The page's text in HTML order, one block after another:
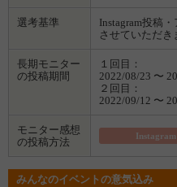
選考基準
Instagram投稿
させていただき
長期モニター
の投稿期間
１回目：
2022/08/23 〜
２回目：
2022/09/12 〜
モニター感想
の投稿方法
Instagram
みんなのイベントの意気込み